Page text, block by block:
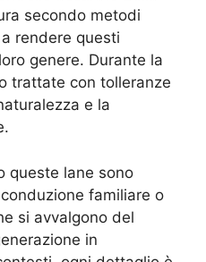
secondo metodi
rendere questi
genere. Durante la
trattate con tolleranze
e la
queste lane sono
familiare o
si avvalgono del
in